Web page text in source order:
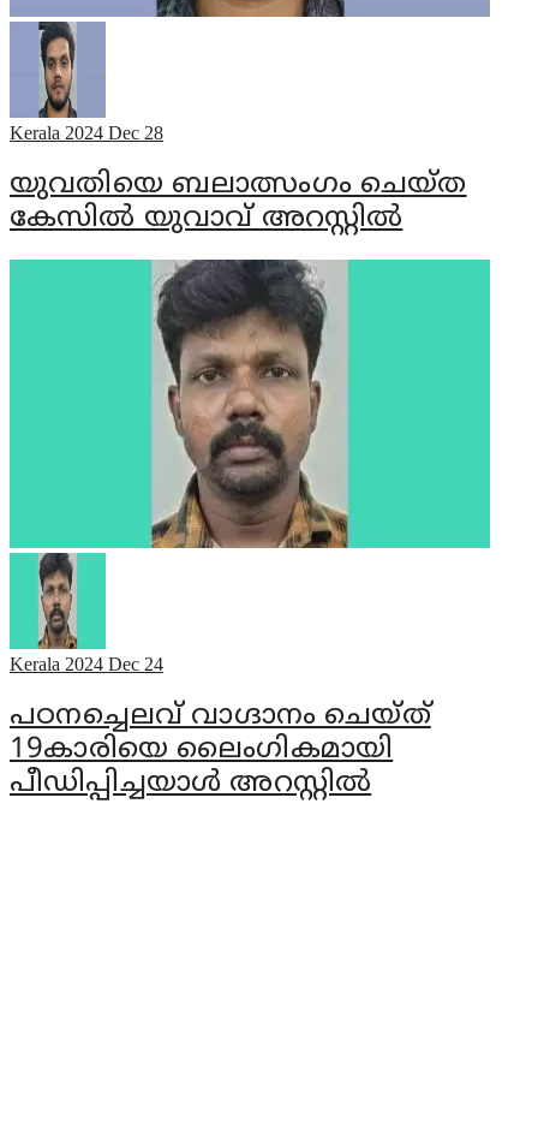
Kerala 2024 Dec 28
യുവതിയെ ബലാത്സംഗം ചെയ്ത
കേസില്‍ യുവാവ് അറസ്റ്റില്‍
Kerala 2024 Dec 24
പഠനച്ചെലവ് വാഗ്ദാനം ചെയ്ത്
19കാരിയെ ലൈംഗികമായി
പീഡിപ്പിച്ചയാള്‍ അറസ്റ്റില്‍